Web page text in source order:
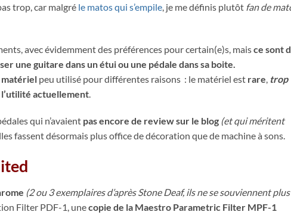
trop, car malgré le matos qui s’empile , je me définis plutôt fan de
avec évidemment des préférences pour certain(e)s, maisce sont
une guitare dans un étui ou une pédale dans sa boite.
peu utilisé pour différentes raisons : le matériel est rare trop
l’utilité actuellement
qui n’avaient pas encore de review sur le blog (et qui méritent
fassent désormais plus office de décoration que de machine à sons.
(2 ou 3 exemplaires d’après Stone Deaf, ils ne se souviennent plus
Filter PDF-1, unecopie de la Maestro Parametric Filter MPF-1